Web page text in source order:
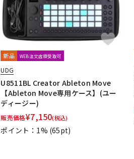
新品 WEB注文店頭受取可
UDG
U8511BL Creator Ableton Move
【Ableton Move専用ケース】(ユー
ディージー)
販売価格¥7,150(税込)
ポイント：1% (65pt)